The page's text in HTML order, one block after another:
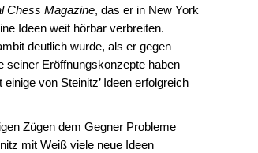
Chess Magazine, das er in New York
Ideen weit hörbar verbreiten.
deutlich wurde, als er gegen
seiner Eröffnungskonzepte haben
von Steinitz’ Ideen erfolgreich
Zügen dem Gegner Probleme
mit Weiß viele neue Ideen